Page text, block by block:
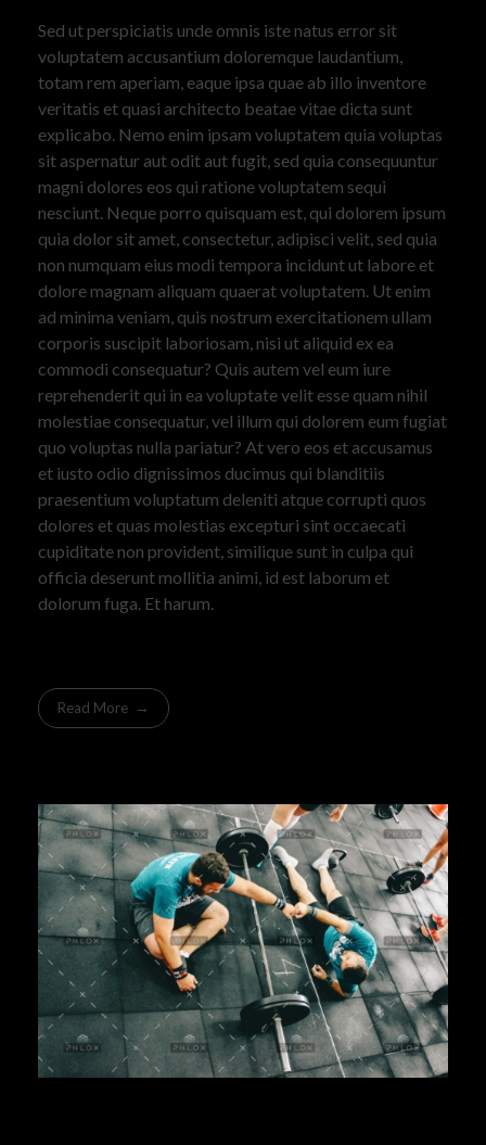
Sed ut perspiciatis unde omnis iste natus error sit
voluptatem accusantium doloremque laudantium,
totam rem aperiam, eaque ipsa quae ab illo inventore
veritatis et quasi architecto beatae vitae dicta sunt
explicabo. Nemo enim ipsam voluptatem quia voluptas
sit aspernatur aut odit aut fugit, sed quia consequuntur
magni dolores eos qui ratione voluptatem sequi
nesciunt. Neque porro quisquam est, qui dolorem ipsum
quia dolor sit amet, consectetur, adipisci velit, sed quia
non numquam eius modi tempora incidunt ut labore et
dolore magnam aliquam quaerat voluptatem. Ut enim
ad minima veniam, quis nostrum exercitationem ullam
corporis suscipit laboriosam, nisi ut aliquid ex ea
commodi consequatur? Quis autem vel eum iure
reprehenderit qui in ea voluptate velit esse quam nihil
molestiae consequatur, vel illum qui dolorem eum fugiat
quo voluptas nulla pariatur? At vero eos et accusamus
et iusto odio dignissimos ducimus qui blanditiis
praesentium voluptatum deleniti atque corrupti quos
dolores et quas molestias excepturi sint occaecati
cupiditate non provident, similique sunt in culpa qui
officia deserunt mollitia animi, id est laborum et
dolorum fuga. Et harum.
Read More